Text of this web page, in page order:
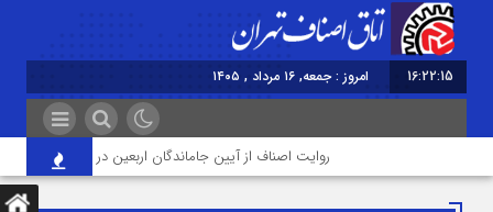
16:22:16 برابر
روایت اصناف از آیین جاماندگان اربعین در تهران؛ از «خدمت